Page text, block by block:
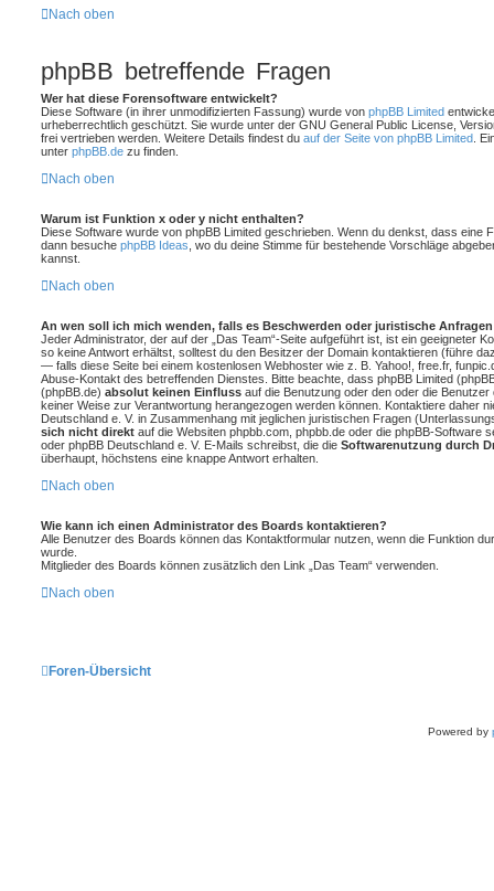
Nach oben
phpBB betreffende Fragen
Wer hat diese Forensoftware entwickelt?
Diese Software (in ihrer unmodifizierten Fassung) wurde von phpBB Limited
urheberrechtlich geschützt. Sie wurde unter der GNU General Public License,
frei vertrieben werden. Weitere Details findest du auf der Seite von phpBB Limited .
unter phpBB.de zu finden.
Nach oben
Warum ist Funktion x oder y nicht enthalten?
Diese Software wurde von phpBB Limited geschrieben. Wenn du denkst, dass eine
dann besuche phpBB Ideas , wo du deine Stimme für bestehende Vorschläge
kannst.
Nach oben
An wen soll ich mich wenden, falls es Beschwerden oder juristische
Jeder Administrator, der auf der „Das Team“-Seite aufgeführt ist, ist ein geeigneter
so keine Antwort erhältst, solltest du den Besitzer der Domain kontaktieren (führe
— falls diese Seite bei einem kostenlosen Webhoster wie z. B. Yahoo!, free.fr,
Abuse-Kontakt des betreffenden Dienstes. Bitte beachte, dass phpBB Limited
(phpBB.de) absolut keinen Einfluss auf die Benutzung oder den oder die
keiner Weise zur Verantwortung herangezogen werden können. Kontaktiere daher
Deutschland e. V. in Zusammenhang mit jeglichen juristischen Fragen
sich nicht direkt auf die Websiten phpbb.com, phpbb.de oder die phpBB-Software
oder phpBB Deutschland e. V. E-Mails schreibst, die die Softwarenutzung durch
überhaupt, höchstens eine knappe Antwort erhalten.
Nach oben
Wie kann ich einen Administrator des Boards kontaktieren?
Alle Benutzer des Boards können das Kontaktformular nutzen, wenn die Funktion
wurde.
Mitglieder des Boards können zusätzlich den Link „Das Team“ verwenden.
Nach oben
Foren-Übersicht
Powered by